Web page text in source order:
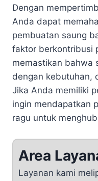
Dengan
Anda dapat
pembuatan saung
faktor berkontribusi
memastikan bahwa
dengan kebutuhan,
Jika Anda memiliki
ingin mendapatkan
ragu untuk
Area
Layanan kami